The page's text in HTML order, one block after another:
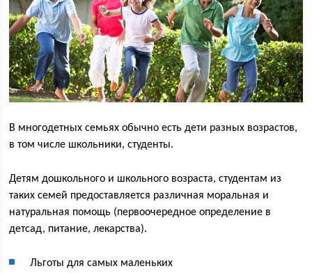
В многодетных семьях обычно есть дети разных возрастов,
в том числе школьники, студенты.
Детям дошкольного и школьного возраста, студентам из
таких семей предоставляется различная моральная и
натуральная помощь (первоочередное определение в
детсад, питание, лекарства).
Льготы для самых маленьких